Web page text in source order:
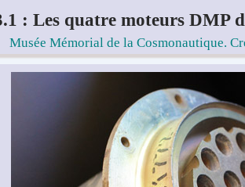
: Les quatre moteurs DMP
Musée Mémorial de la Cosmonautique.